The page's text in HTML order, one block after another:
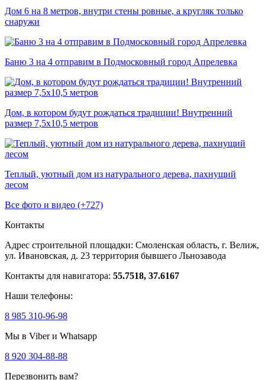
Дом 6 на 8 метров, внутри стены ровные, а кругляк только
снаружи
Баню 3 на 4 отправим в Подмосковный город Апрелевка
Дом, в котором будут рождаться традиции! Внутренний
размер 7,5х10,5 метров
Теплый, уютный дом из натурального дерева, пахнущий
лесом
Все фото и видео (+727)
Контакты
Адрес строительной площадки: Смоленская область, г. Велиж,
ул. Ивановская, д. 23 территория бывшего Льнозавода
Контакты для навигатора: 55.7518, 37.6167
Наши телефоны:
8 985 310-96-98
Мы в Viber и Whatsapp
8 920 304-88-88
Перезвонить вам?